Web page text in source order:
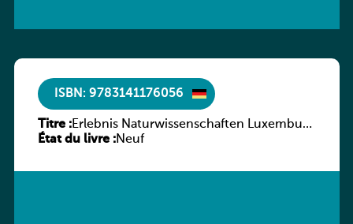
ISBN: 9783141176056
Titre :Erlebnis Naturwissenschaften Luxemburg
Band 2 AH
État du livre :Neuf